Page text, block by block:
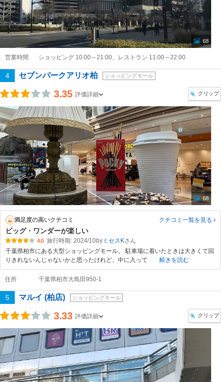
68
営業時間 ショッピング 10:00～21:00、レストラン 11:00～22:00
4 セブンパークアリオ柏 ショッピングモール
3.35 評価詳細 クリップ
68
満足度の高いクチコミ クチコミ一覧を見る
ビッグ・ワンダーが楽しい
4.0 旅行時期: 2024/10byミセスK
千葉県柏市にある大型ショッピングモール。 駐車場に着いたときは大きくて回
りきれないんじゃないかと思ったけれど、中に入って
続きを読む
住所 千葉県柏市大島田950-1
5 マルイ (柏店) ショッピングモール
3.33 評価詳細 クリップ